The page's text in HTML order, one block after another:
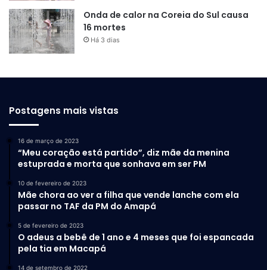
Onda de calor na Coreia do Sul causa
16 mortes
Há 3 dias
Postagens mais vistas
16 de março de 2023
“Meu coração está partido”, diz mãe da menina
estuprada e morta que sonhava em ser PM
10 de fevereiro de 2023
Mãe chora ao ver a filha que vende lanche com ela
passar no TAF da PM do Amapá
5 de fevereiro de 2023
O adeus a bebê de 1 ano e 4 meses que foi espancada
pela tia em Macapá
14 de setembro de 2022